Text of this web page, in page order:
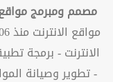
مصمم ومبرمج مواقع
الانترنت - برمجة
- تطوير وصيانة